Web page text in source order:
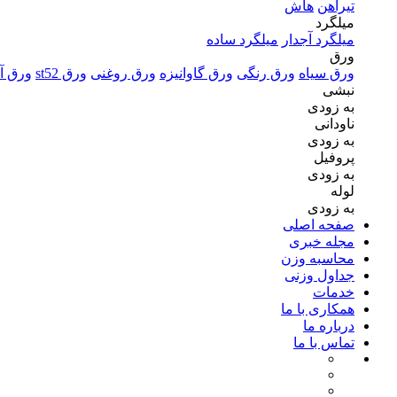
تیرآهن هاش
میلگرد
میلگرد آجدار میلگرد ساده
ورق
ورق سیاه ورق رنگی ورق گاوانیزه ورق روغنی ورق st52
ورق
نبشی
به زودی
ناودانی
به زودی
پروفیل
به زودی
لوله
به زودی
صفحه اصلی
مجله خبری
محاسبه وزن
جداول وزنی
خدمات
همکاری با ما
درباره ما
تماس با ما